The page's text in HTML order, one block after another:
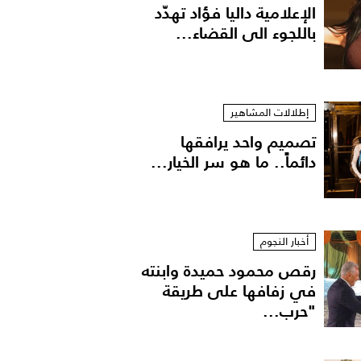
الإعلامية داليا فؤاد تهدّد
باللجوء الى القضاء...
إطلالات المشاهير
تصميم واحد يرافقها
دائماً.. ما هو سر الخيار...
أخبار النجوم
رقص محمود حميدة وابنته
في زفافها على طريقة
"حرب...